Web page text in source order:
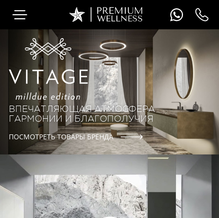
ВПЕЧАТЛЯЮЩАЯ АТМОСФЕРА
ГАРМОНИИ И БЛАГОПОЛУЧИЯ
ПОСМОТРЕТЬ ТОВАРЫ БРЕНДА